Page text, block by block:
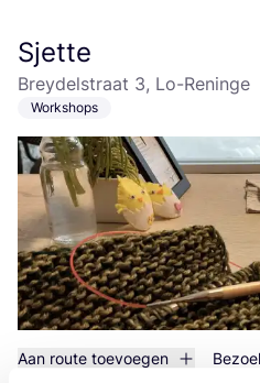
Sjette
Breydelstraat 3, Lo-Reninge
Workshops
Aan route toevoegen